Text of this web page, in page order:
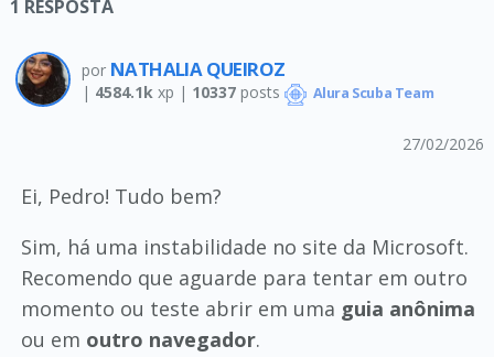
1 RESPOSTA
por NATHALIA QUEIROZ
| 4584.1kxp | 10337posts Alura Scuba Team
27/02/2026
Ei, Pedro! Tudo bem?
Sim, há uma instabilidade no site da Microsoft.
Recomendo que aguarde para tentar em outro
momento ou teste abrir em uma guia anônima
ou em outro navegador.